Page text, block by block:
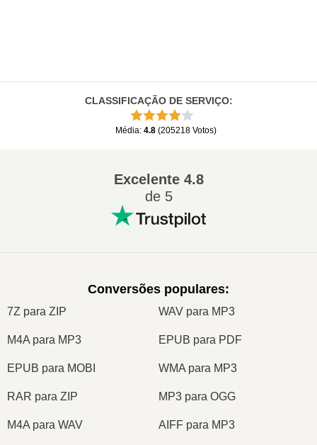
CLASSIFICAÇÃO DE SERVIÇO:
Média: 4.8 (205218 Votos)
Excelente4.8
de 5
Conversões populares:
7Z para ZIP WAV para MP3
M4A para MP3 EPUB para PDF
EPUB para MOBI WMA para MP3
RAR para ZIP MP3 para OGG
M4A para WAV AIFF para MP3